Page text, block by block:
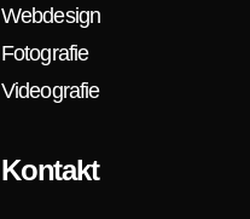
Webdesign
Fotografie
Videografie
Kontakt